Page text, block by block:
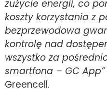
zużycie energii, co
koszty korzystania z
bezprzewodowa
kontrolę nad
wszystko za
smartfona – GC App”
Greencell.